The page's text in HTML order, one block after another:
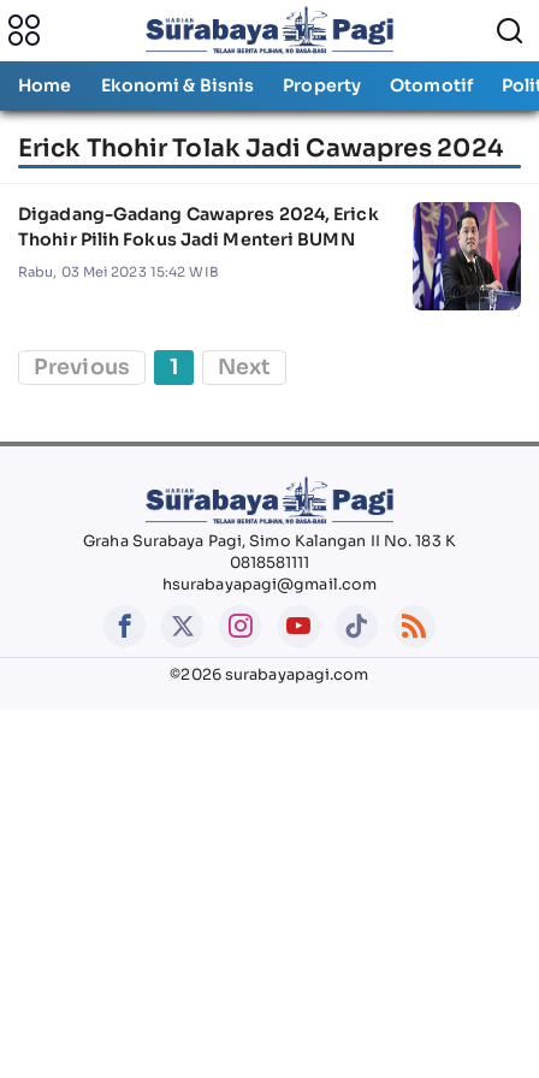
Home Ekonomi & Bisnis Property Otomotif
Erick Thohir Tolak Jadi Cawapres 2024
Digadang-Gadang Cawapres 2024, Erick
Thohir Pilih Fokus Jadi Menteri BUMN
Rabu, 03 Mei 2023 15:42 WIB
Previous 1 Next
Graha Surabaya Pagi, Simo Kalangan II No. 183 K
0818581111
hsurabayapagi@gmail.com
©2026 surabayapagi.com